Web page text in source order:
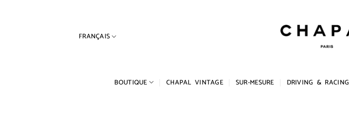
FRANÇAIS
BOUTIQUE CHAPAL VINTAGE SUR-MESURE DRIVING & RACING